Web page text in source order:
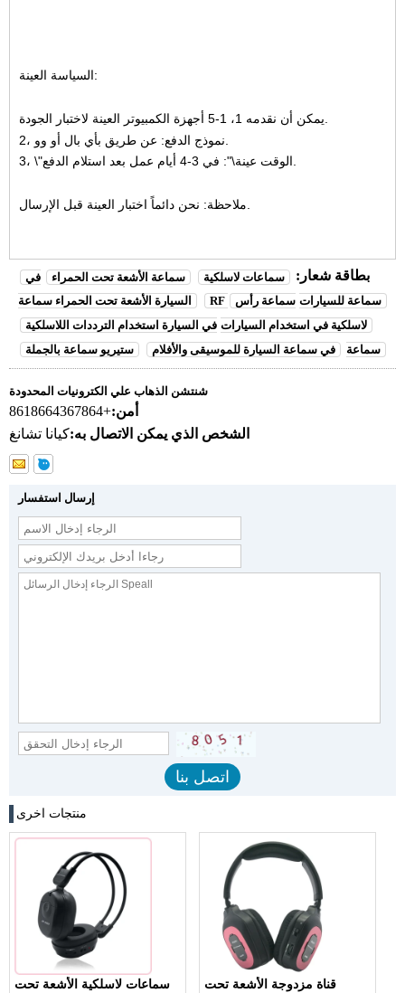
السياسة العينة:
3، \"الوقت عينة\": في 3-4 أيام عمل بعد استلام الدفع.
بطاقة شعار: سماعات لاسلكية سماعة الأشعة تحت الحمراء
في
السيارة الأشعة تحت الحمراء سماعة
RF سماعة للسيارات سماعة رأس
لاسلكية في استخدام السيارات في السيارة استخدام الترددات اللاسلكية
سماعة
في سماعة السيارة للموسيقى والأفلام ستيريو سماعة بالجملة
شنتشن الذهاب علي الكترونيات المحدودة
أمن:+8618664367864
الشخص الذي يمكن الاتصال به:كيانا تشانغ
إرسال استفسار
منتجات اخرى
سماعات لاسلكية الأشعة تحت
قناة مزدوجة الأشعة تحت